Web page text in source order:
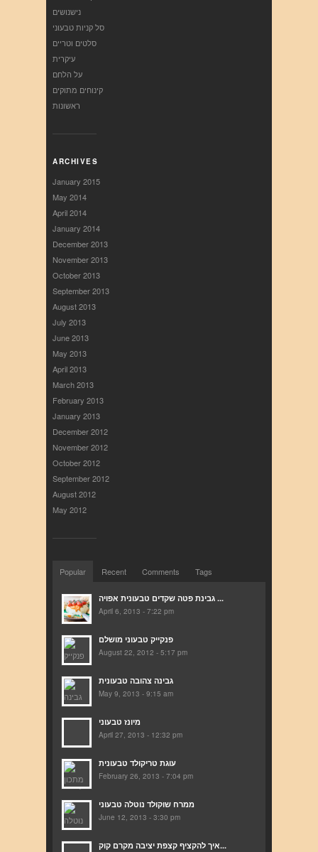
נישנושים
סל קניות טבעוני
סלטים וטריים
עיקרית
על הלחם
קינוחים מתוקים
ראשונות
ARCHIVES
January 2015
May 2014
April 2014
January 2014
December 2013
November 2013
October 2013
September 2013
August 2013
July 2013
June 2013
May 2013
April 2013
March 2013
February 2013
January 2013
December 2012
November 2012
October 2012
September 2012
August 2012
May 2012
Popular Recent Comments Tags
גבינת פטה שקדים טבעונית אפויה ...
April 6, 2013 - 7:22 pm
פנקייק טבעוני מושלם
August 22, 2012 - 5:17 pm
גבינה צהובה טבעונית
May 9, 2013 - 9:15 am
מיונז טבעוני
April 27, 2013 - 12:32 pm
עוגת טריקולד טבעונית
February 26, 2013 - 7:04 pm
ממרח שוקולד נוטלה טבעוני
June 12, 2013 - 3:30 pm
איך להקציף קצפת יציבה מקרם קוק...